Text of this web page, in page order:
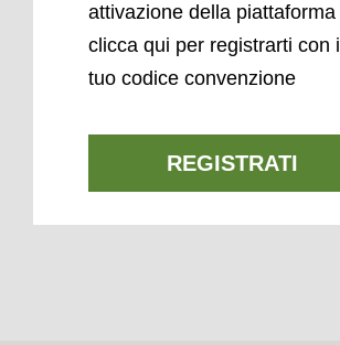
attivazione della piattaforma
clicca qui per registrarti con il
tuo codice convenzione
REGISTRATI